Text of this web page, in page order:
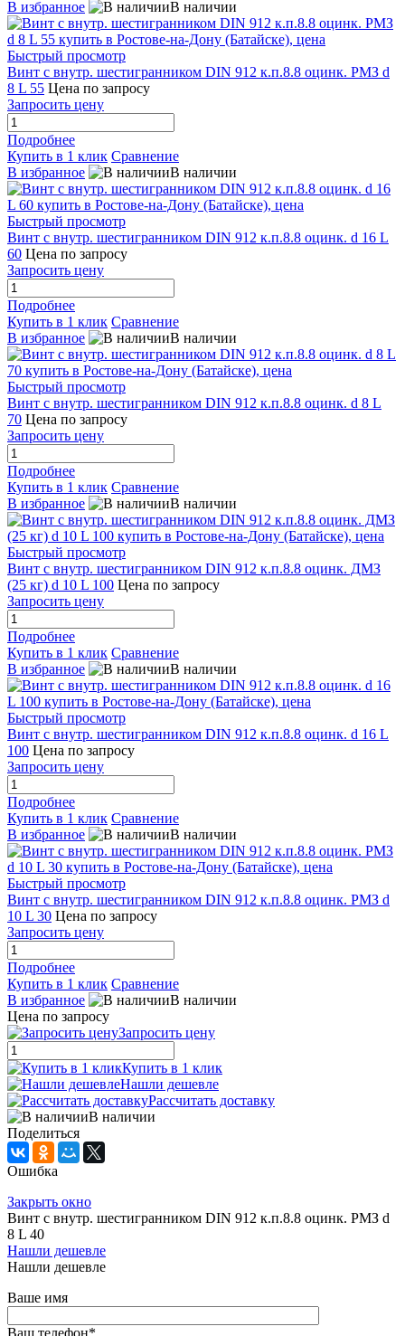
В избранное В наличии
Быстрый просмотр
Винт с внутр. шестигранником DIN 912 к.п.8.8 оцинк. РМЗ d
8 L 55 Цена по запросу
Запросить цену
Подробнее
Купить в 1 клик Сравнение
В избранное
В наличии
Быстрый просмотр
Винт с внутр. шестигранником DIN 912 к.п.8.8 оцинк. d 16 L
60 Цена по запросу
Запросить цену
Подробнее
Купить в 1 клик Сравнение
В избранное
В наличии
Быстрый просмотр
Винт с внутр. шестигранником DIN 912 к.п.8.8 оцинк. d 8 L
70 Цена по запросу
Запросить цену
Подробнее
Купить в 1 клик Сравнение
В избранное
В наличии
Быстрый просмотр
Винт с внутр. шестигранником DIN 912 к.п.8.8 оцинк. ДМЗ
(25 кг) d 10 L 100 Цена по запросу
Запросить цену
Подробнее
Купить в 1 клик Сравнение
В избранное
В наличии
Быстрый просмотр
Винт с внутр. шестигранником DIN 912 к.п.8.8 оцинк. d 16 L
100 Цена по запросу
Запросить цену
Подробнее
Купить в 1 клик Сравнение
В избранное
В наличии
Быстрый просмотр
Винт с внутр. шестигранником DIN 912 к.п.8.8 оцинк. РМЗ d
10 L 30 Цена по запросу
Запросить цену
Подробнее
Купить в 1 клик Сравнение
В избранное
В наличии
Цена по запросу
Запросить цену
Купить в 1 клик
Нашли дешевле
Рассчитать доставку
В наличии
Поделиться
Ошибка
Закрыть окно
Винт с внутр. шестигранником DIN 912 к.п.8.8 оцинк. РМЗ d
8 L 40
Нашли дешевле
Нашли дешевле
Ваше имя
Ваш телефон*